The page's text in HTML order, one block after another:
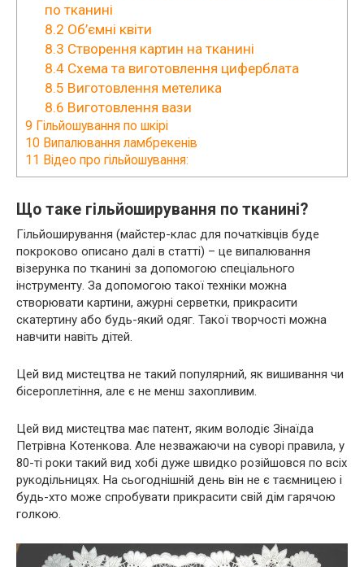
по тканині
8.2 Об’ємні квіти
8.3 Створення картин на тканині
8.4Схема та виготовлення циферблата
8.5 Виготовлення метелика
8.6 Виготовлення вази
9 Гільйошування по шкірі
10 Випалювання ламбрекенів
11 Відео про гільйошування:
Що таке гільйоширування по тканині?
Гільйоширування (майстер-клас для початківців буде
покроково описано далі в статті) – це випалювання
візерунка по тканині за допомогою спеціального
інструменту. За допомогою такої техніки можна
створювати картини, ажурні серветки, прикрасити
скатертину або будь-який одяг. Такої творчості можна
навчити навіть дітей.
Цей вид мистецтва не такий популярний, як вишивання чи
бісероплетіння, але є не менш захопливим.
Цей вид мистецтва має патент, яким володіє Зінаїда
Петрівна Котенкова. Але незважаючи на суворі правила, у
80-ті роки такий вид хобі дуже швидко розійшовся по всіх
рукодільницях. На сьогоднішній день він не є таємницею і
будь-хто може спробувати прикрасити свій дім гарячою
голкою.